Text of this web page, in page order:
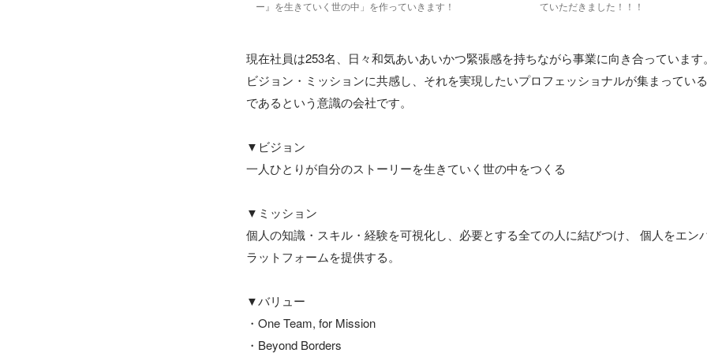
ー』を生きていく世の中」を作っていきます！
ていただきました！！！
現在社員は253名、日々和気あいあいかつ緊張感を持ちながら事業に向き合っています。
ビジョン・ミッションに共感し、それを実現したいプロフェッショナルが集まってい
であるという意識の会社です。
▼ビジョン
一人ひとりが自分のストーリーを生きていく世の中をつくる
▼ミッション
個人の知識・スキル・経験を可視化し、必要とする全ての人に結びつけ、 個人をエン
ラットフォームを提供する。
▼バリュー
・One Team, for Mission
・Beyond Borders